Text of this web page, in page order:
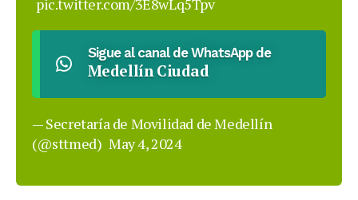
pic.twitter.com/3E8wLq5Tpv
Sigue al canal de WhatsApp de
Medellín Ciudad
— Secretaría de Movilidad de Medellín
(@sttmed) May 4, 2024